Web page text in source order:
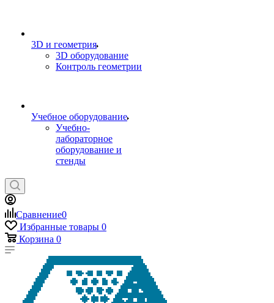
3D и геометрия
3D оборудование
Контроль геометрии
Учебное оборудование
Учебно-
лабораторное
оборудование и
стенды
Сравнение0
Избранные товары 0
Корзина 0